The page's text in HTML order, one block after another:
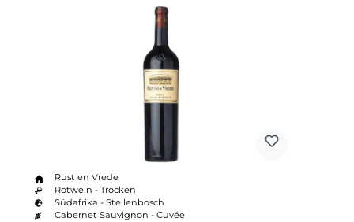
Rust en Vrede
Rotwein - Trocken
Südafrika - Stellenbosch
Cabernet Sauvignon - Cuvée